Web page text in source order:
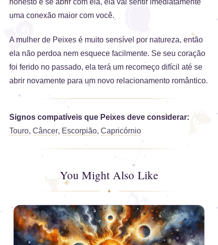
honesto e se abrir com ela, ela vai sentir imediatamente
uma conexão maior com você.
A mulher de Peixes é muito sensível por natureza, então
ela não perdoa nem esquece facilmente. Se seu coração
foi ferido no passado, ela terá um recomeço difícil até se
abrir novamente para um novo relacionamento romântico.
Signos compatíveis que Peixes deve considerar:
Touro, Câncer,Escorpião, Capricórnio
You Might Also Like